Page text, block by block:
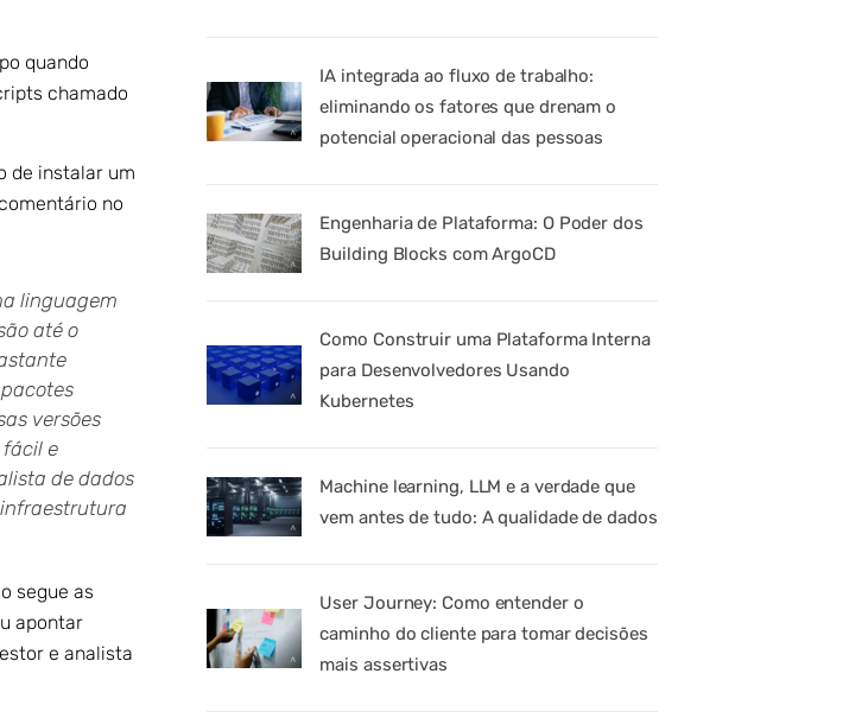
quando
chamado
de instalar um
no
linguagem
até o
versões
fácil e
de dados
segue as
apontar
e analista
IA integrada ao fluxo de trabalho:
eliminando os fatores que drenam o
potencial operacional das pessoas
Engenharia de Plataforma: O Poder dos
Building Blocks com ArgoCD
Como Construir uma Plataforma Interna
para Desenvolvedores Usando
Kubernetes
Machine learning, LLM e a verdade que
vem antes de tudo: A qualidade de dados
User Journey: Como entender o
caminho do cliente para tomar decisões
mais assertivas